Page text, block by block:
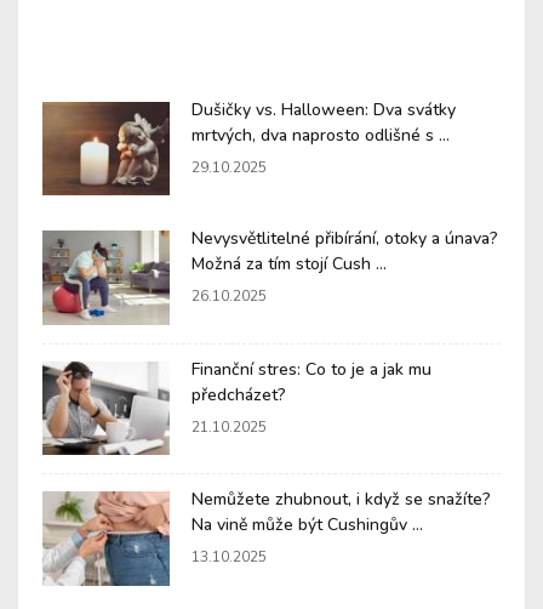
Dušičky vs. Halloween: Dva svátky
mrtvých, dva naprosto odlišné s ...
29.10.2025
Nevysvětlitelné přibírání, otoky a únava?
Možná za tím stojí Cush ...
26.10.2025
Finanční stres: Co to je a jak mu
předcházet?
21.10.2025
Nemůžete zhubnout, i když se snažíte?
Na vině může být Cushingův ...
13.10.2025